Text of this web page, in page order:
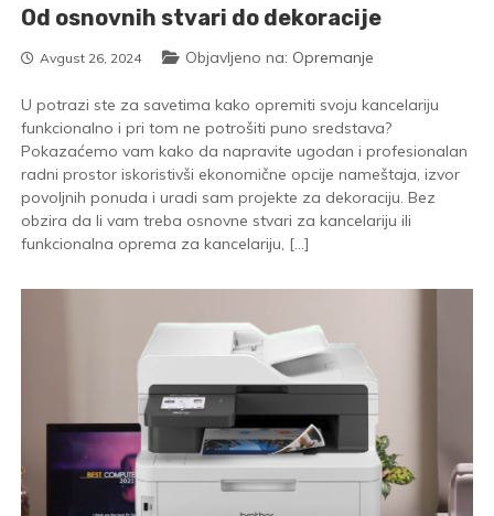
Od osnovnih stvari do dekoracije
Avgust 26, 2024 Objavljeno na: Opremanje
U potrazi ste za savetima kako opremiti svoju kancelariju
funkcionalno i pri tom ne potrošiti puno sredstava?
Pokazaćemo vam kako da napravite ugodan i profesionalan
radni prostor iskoristivši ekonomične opcije nameštaja, izvor
povoljnih ponuda i uradi sam projekte za dekoraciju. Bez
obzira da li vam treba osnovne stvari za kancelariju ili
funkcionalna oprema za kancelariju, […]